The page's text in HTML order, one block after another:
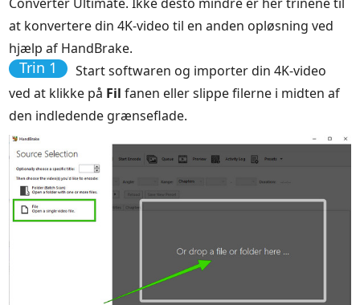
Converter Ultimate. Ikke desto mindre er her trinene til
at konvertere din 4K-video til en anden opløsning ved
hjælp af HandBrake.
Trin 1
Start softwaren og importer din 4K-video
ved at klikke på Fil fanen eller slippe filerne i midten af
den indledende grænseflade.